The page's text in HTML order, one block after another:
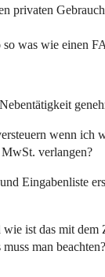
privaten
was wie einen
wenn
verlangen?
Eingabenliste
ist das mit
man beachten?